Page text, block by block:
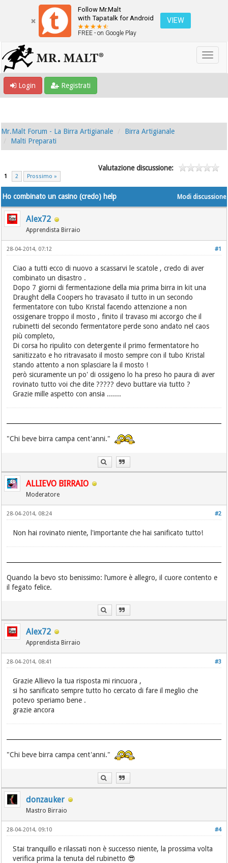
Follow Mr.Malt
with Tapatalk for Android
FREE - on Google Play
VIEW
Login Registrati
Mr.Malt Forum - La Birra Artigianale
Birra Artigianale
Malti Preparati
1 2 Prossimo »
Valutazione discussione:
Modi discussione
Ho combinato un casino (credo) help
Alex72
Apprendista Birraio
#1
28-04-2014, 07:12
Ciao a tutti ecco di nuovo a scassarvi le scatole , credo di aver
combinato un disastro .
Dopo 7 giorni di fermentazione della mia prima birra in kit una
Draught della Coopers ho travasato il tutto in un secondo
fermentatore con tubo Kristal facendo attenzione a non
ossigenare troppo il mosto , finito il travaso mi accorgo che il
rubinetti del secondo fermentatore perde sono andato nel caos
più completo,
Di corsa ho ripulito con detergente il primo fermentatore ho
sanitizzato e ho ritravasato il mosto sempre con il tubo Kristal
stando attento a non splasciare la il mosto !
però sicuramente un po' di ossigeno lo ha preso ho paura di aver
rovinato tutto voi che dite ????? devo buttare via tutto ?
Grazie mille aspetto con ansia .......
"Chi beve birra campa cent'anni."
ALLIEVO BIRRAIO
Moderatore
#2
28-04-2014, 08:24
Non hai rovinato niente, l'importante che hai sanificato tutto!
Quando la bevo sto benissimo: l’umore è allegro, il cuore contento e
il fegato felice.
Alex72
Apprendista Birraio
#3
28-04-2014, 08:41
Grazie Allievo la tua risposta mi rincuora ,
si ho sanificato sempre tutto ho cercato di fare il meglio che
potevo speriamo bene .
grazie ancora
"Chi beve birra campa cent'anni."
donzauker
Mastro Birraio
#4
28-04-2014, 09:10
Stai tranquillo e rilassati non è successo niente, la prossima volta
verifica prima la tenuta del rubinetto 😎